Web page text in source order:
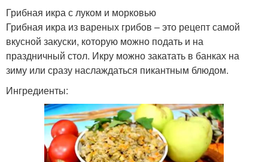
Грибная икра с луком и морковью
Грибная икра из вареных грибов – это рецепт самой
вкусной закуски, которую можно подать и на
праздничный стол. Икру можно закатать в банках на
зиму или сразу наслаждаться пикантным блюдом.
Ингредиенты: